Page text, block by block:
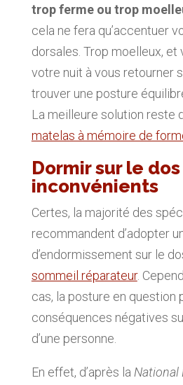
trop ferme ou trop
cela ne fera qu’accentuer
dorsales. Trop moelleux, et
votre nuit à vous retourner
trouver une posture
La meilleure solution reste
matelas à mémoire de
Dormir sur le
inconvénients
Certes, la majorité des
recommandent d’adopter
d’endormissement sur le
sommeil réparateur.
cas, la posture en question
conséquences négatives
d’une personne.
En effet, d’après la National